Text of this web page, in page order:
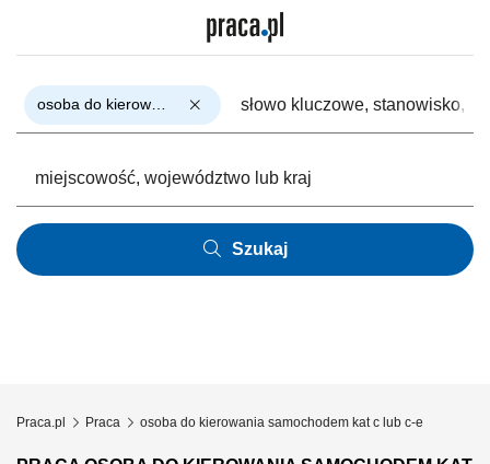
Szukaj
Praca.pl Praca osoba do kierowania samochodem kat c lub c-e